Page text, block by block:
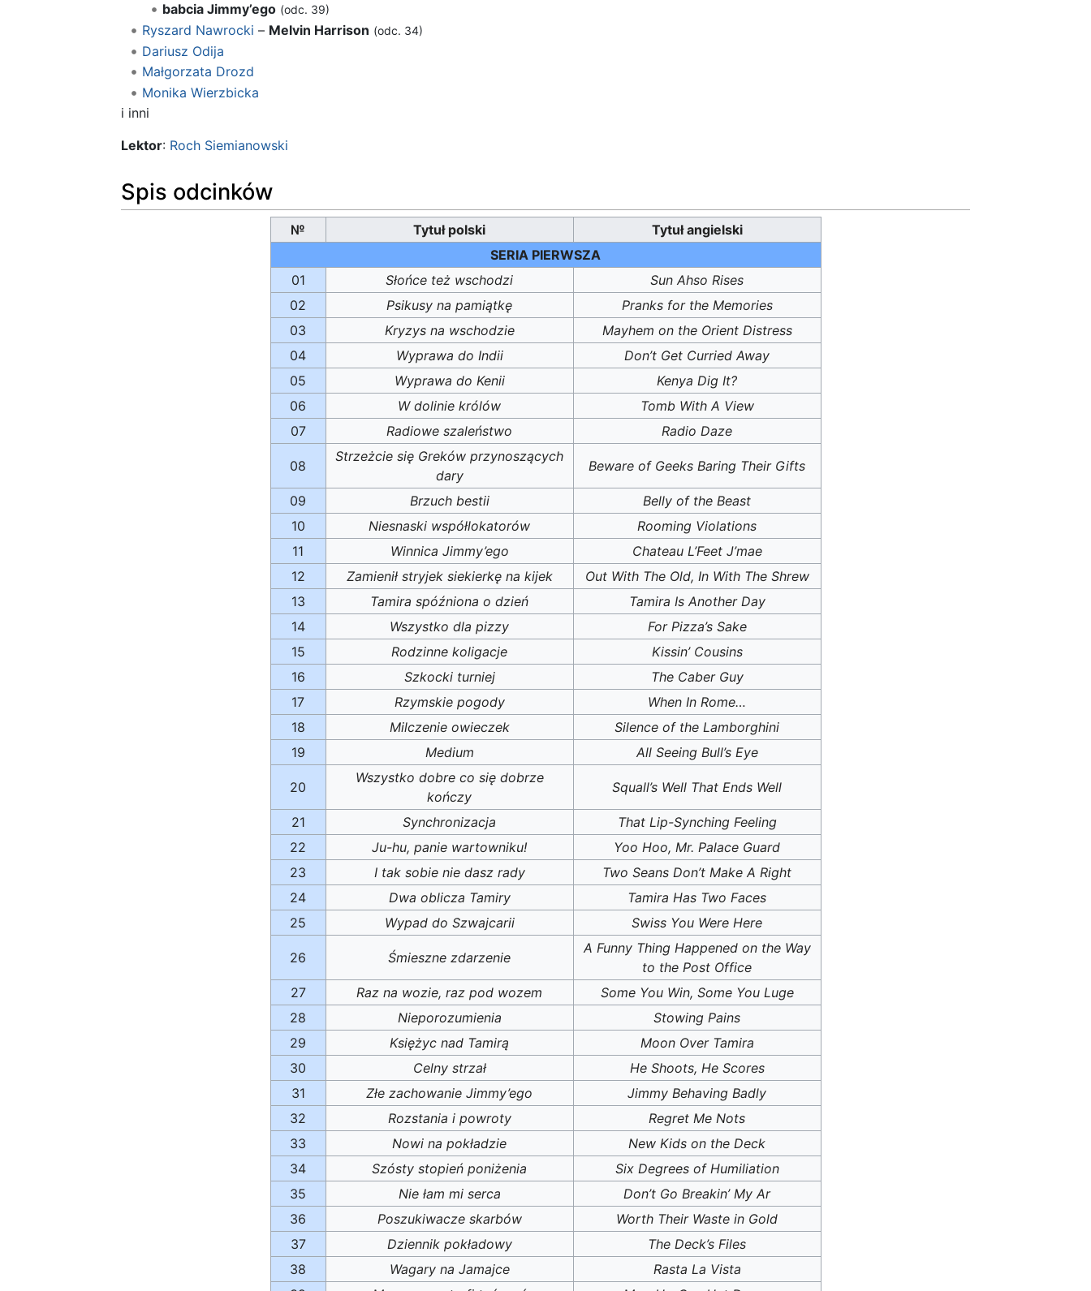
babcia Jimmy’ego (odc. 39)
Ryszard Nawrocki – Melvin Harrison (odc. 34)
Dariusz Odija
Małgorzata Drozd
Monika Wierzbicka
i inni
Lektor: Roch Siemianowski
Spis odcinków
№ Tytuł polski
Tytuł angielski
SERIA PIERWSZA
01
Słońce też wschodzi
Sun Ahso Rises
02
Psikusy na pamiątkę
Pranks for the Memories
03
Kryzys na wschodzie
Mayhem on the Orient Distress
04
Wyprawa do Indii
Don’t Get Curried Away
05
Wyprawa do Kenii
Kenya Dig It?
06
W dolinie królów
Tomb With A View
07
Radiowe szaleństwo Radio Daze
08
Strzeżcie się Greków przynoszących
dary
Beware of Geeks Baring Their Gifts
09 Brzuch bestii
Belly of the Beast
10
Niesnaski współlokatorów
Rooming Violations
11
Winnica Jimmy’ego
Chateau L’Feet J’mae
12
Zamienił stryjek siekierkę na kijek
Out With The Old, In With The Shrew
13
Tamira spóźniona o dzień
Tamira Is Another Day
14
Wszystko dla pizzy
For Pizza’s Sake
15
Rodzinne koligacje
Kissin’ Cousins
16
Szkocki turniej
The Caber Guy
17
Rzymskie pogody
When In Rome…
18
Milczenie owieczek
Silence of the Lamborghini
19
Medium All Seeing Bull’s Eye
20
Wszystko dobre co się dobrze
kończy
Squall’s Well That Ends Well
21 Synchronizacja
That Lip-Synching Feeling
22
Ju-hu, panie wartowniku!
Yoo Hoo, Mr. Palace Guard
23
I tak sobie nie dasz rady
Two Seans Don’t Make A Right
24
Dwa oblicza Tamiry
Tamira Has Two Faces
25
Wypad do Szwajcarii Swiss You Were Here
26 Śmieszne zdarzenie
A Funny Thing Happened on the Way
to the Post Office
27
Raz na wozie, raz pod wozem
Some You Win, Some You Luge
28
Nieporozumienia
Stowing Pains
29
Księżyc nad Tamirą
Moon Over Tamira
30
Celny strzał
He Shoots, He Scores
31
Złe zachowanie Jimmy’ego
Jimmy Behaving Badly
32
Rozstania i powroty
Regret Me Nots
33
Nowi na pokładzie
New Kids on the Deck
34
Szósty stopień poniżenia
Six Degrees of Humiliation
35
Nie łam mi serca
Don’t Go Breakin’ My Ar
36
Poszukiwacze skarbów
Worth Their Waste in Gold
37
Dziennik pokładowy
The Deck’s Files
38
Wagary na Jamajce
Rasta La Vista